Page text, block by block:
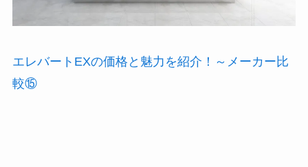
エレバートEXの価格と魅力を紹介！～メーカー比
較⑮